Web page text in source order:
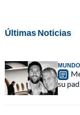
Últimas Noticias
MUNDO
su